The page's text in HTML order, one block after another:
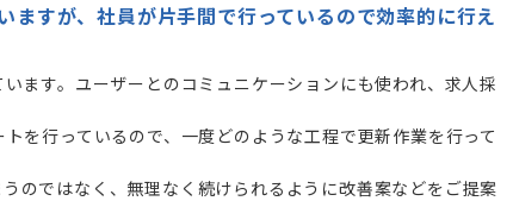
ますが、社員が片手間で行っているので効率的に行え
ます。ユーザーとのコミュニケーションにも使われ、求人採
を行っているので、一度どのような工程で更新作業を行って
のではなく、無理なく続けられるように改善案などをご提案